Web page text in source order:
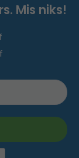
Mis niks!